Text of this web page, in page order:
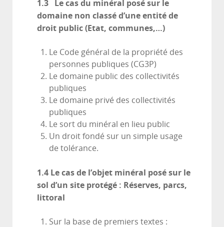
1.3
Le cas du minéral posé sur le
domaine non classé d’une entité de
droit public (Etat, communes,…)
Le Code général de la propriété des
personnes publiques (CG3P)
Le domaine public des collectivités
publiques
Le domaine privé des collectivités
publiques
Le sort du minéral en lieu public
Un droit fondé sur un simple usage
de tolérance.
1.4 Le cas de l’objet minéral posé sur le
sol d’un site protégé : Réserves, parcs,
littoral
Sur la base de premiers textes :